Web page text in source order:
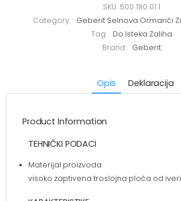
SKU: 500.180.01.1
Category:
Geberit Selnova Ormarići
Tag: Do Isteka Zaliha
Brand:
Geberit
Opis Deklaracija
Product Information
TEHNIČKI PODACI
Materijal proizvoda
visoko zaptivena troslojna ploča od